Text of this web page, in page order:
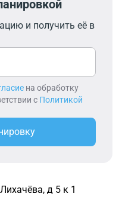
и получить её в
на обработку
с Политикой
д 5 к 1